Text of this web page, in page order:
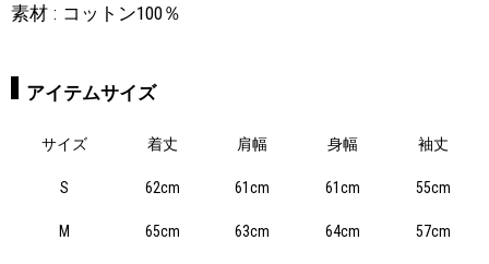
素材
コットン100％
アイテムサイズ
サイズ 着丈 肩幅 身幅 袖丈
S 62cm 61cm 61cm 55cm
M 65cm 63cm 64cm 57cm